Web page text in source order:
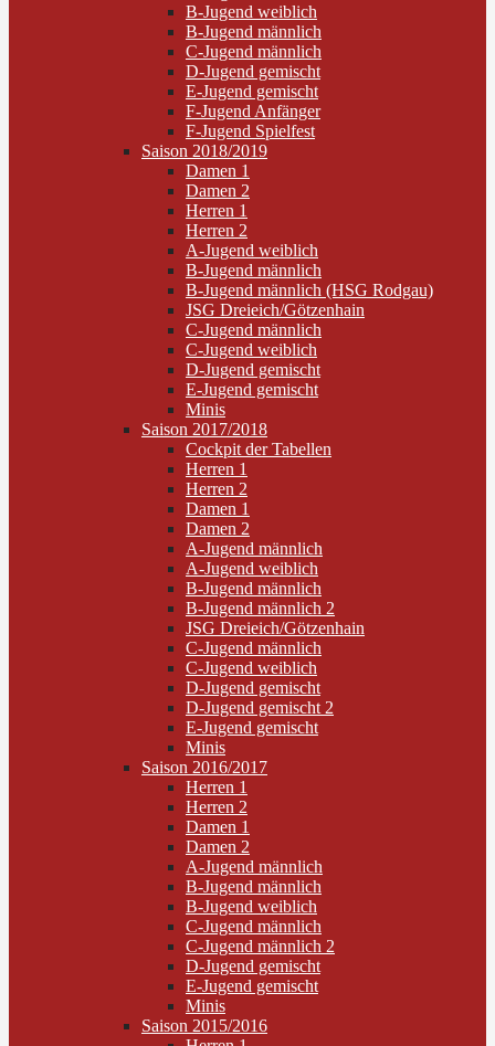
B-Jugend weiblich
B-Jugend männlich
C-Jugend männlich
D-Jugend gemischt
E-Jugend gemischt
F-Jugend Anfänger
F-Jugend Spielfest
Saison 2018/2019
Damen 1
Damen 2
Herren 1
Herren 2
A-Jugend weiblich
B-Jugend männlich
B-Jugend männlich (HSG Rodgau)
JSG Dreieich/Götzenhain
C-Jugend männlich
C-Jugend weiblich
D-Jugend gemischt
E-Jugend gemischt
Minis
Saison 2017/2018
Cockpit der Tabellen
Herren 1
Herren 2
Damen 1
Damen 2
A-Jugend männlich
A-Jugend weiblich
B-Jugend männlich
B-Jugend männlich 2
JSG Dreieich/Götzenhain
C-Jugend männlich
C-Jugend weiblich
D-Jugend gemischt
D-Jugend gemischt 2
E-Jugend gemischt
Minis
Saison 2016/2017
Herren 1
Herren 2
Damen 1
Damen 2
A-Jugend männlich
B-Jugend männlich
B-Jugend weiblich
C-Jugend männlich
C-Jugend männlich 2
D-Jugend gemischt
E-Jugend gemischt
Minis
Saison 2015/2016